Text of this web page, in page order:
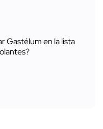
Gastélum en la lista